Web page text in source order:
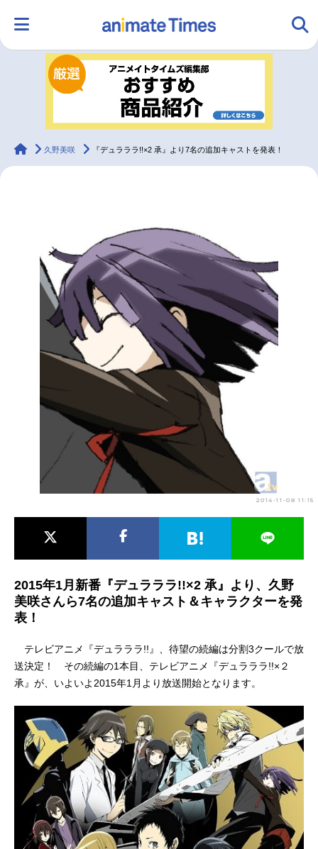
ランキング アニメ
ラジオ
2.5次元 配信・Vtuber トレンド
最新記事一覧
アニメ記事一覧 声優記事一覧
アニメ映画一覧 実写化映画一覧
今期アニメ曜日別一覧
春アニメ 夏アニメ
冬アニメ
男性声優/女性声優一覧
animateTimes
久野美咲 『デュラララ!!×2 承』より7名の追加キャストを発表！
2014-11-08 11:15
2015年1月新番『デュラララ!!×2 承』より、久野
美咲さんら7名の追加キャスト＆キャラクターを発
表！
テレビアニメ『デュラララ!!』、待望の続編は分割3クールで放
送決定！ その続編の1本目、テレビアニメ『デュラララ!!×２
承』が、いよいよ2015年1月より放送開始となります。